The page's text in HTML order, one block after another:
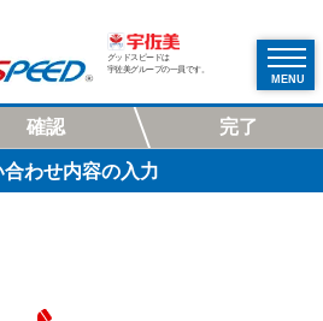
グッドスピードは
宇佐美グループの一員です。
MENU
確認 完了
合わせ内容の入力